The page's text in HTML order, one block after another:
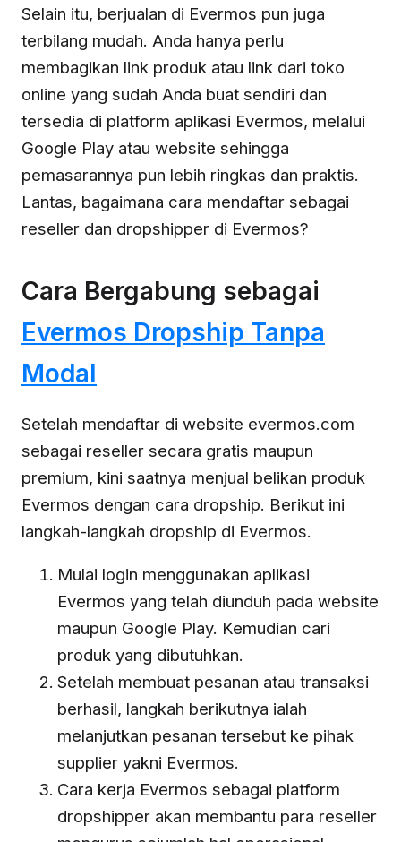
Selain itu, berjualan di Evermos pun juga
terbilang mudah. Anda hanya perlu
membagikan link produk atau link dari toko
online yang sudah Anda buat sendiri dan
tersedia di platform aplikasi Evermos, melalui
Google Play atau website sehingga
pemasarannya pun lebih ringkas dan praktis.
Lantas, bagaimana cara mendaftar sebagai
reseller dan dropshipper di Evermos?
Cara Bergabung sebagai
Evermos Dropship Tanpa
Modal
Setelah mendaftar di website evermos.com
sebagai reseller secara gratis maupun
premium, kini saatnya menjual belikan produk
Evermos dengan cara dropship. Berikut ini
langkah-langkah dropship di Evermos.
Mulai login menggunakan aplikasi
Evermos yang telah diunduh pada website
maupun Google Play. Kemudian cari
produk yang dibutuhkan.
Setelah membuat pesanan atau transaksi
berhasil, langkah berikutnya ialah
melanjutkan pesanan tersebut ke pihak
supplier yakni Evermos.
Cara kerja Evermos sebagai platform
dropshipper akan membantu para reseller